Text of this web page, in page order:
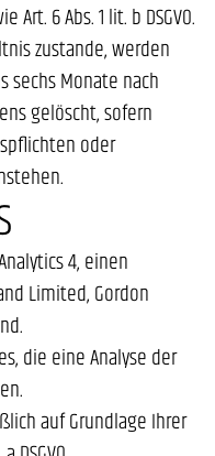
Art. 6 Abs. 1 lit. b DSGVO.
zustande, werden
sechs Monate nach
gelöscht, sofern
oder
4, einen
Limited, Gordon
die eine Analyse der
auf Grundlage Ihrer